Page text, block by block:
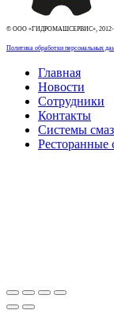
© ООО «ГИДРОМАШСЕРВИС», 2012-
Политика обработки персональных
Главная
Новости
Сотрудники
Контакты
Системы
Ресторанные